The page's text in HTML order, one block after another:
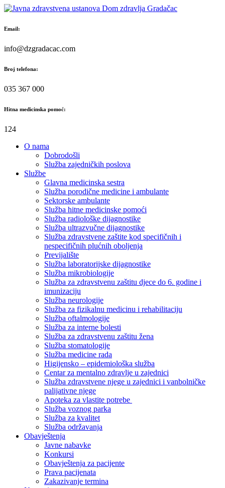
Skip
content
Email:
info@dzgradacac.com
Broj telefona:
035 367 000
Hitna medicinska pomoć:
124
O nama
Dobrodošli
Služba zajedničkih poslova
Službe
Glavna medicinska sestra
Služba porodične medicine i ambulante
Sektorske ambulante
Služba hitne medicinske pomoći
Služba radiološke dijagnostike
Služba ultrazvučne dijagnostike
Služba zdravstvene zaštite kod specifičnih i
nespecifičnih plućnih oboljenja
Previjalište
Služba laboratorijske dijagnostike
Služba mikrobiologije
Služba za zdravstvenu zaštitu djece do 6. godine i
imunizaciju
Služba neurologije
Služba za fizikalnu medicinu i rehabilitaciju
Služba oftalmologije
Služba za interne bolesti
Služba za zdravstvenu zaštitu žena
Služba stomatologije
Služba medicine rada
Higijensko – epidemiološka služba
Centar za mentalno zdravlje u zajednici
Služba zdravstvene njege u zajednici i vanbolničke
palijativne njege
Apoteka za vlastite potrebe
Služba voznog parka
Služba za kvalitet
Služba održavanja
Obavještenja
Javne nabavke
Konkursi
Obavještenja za pacijente
Prava pacijenata
Zakazivanje termina